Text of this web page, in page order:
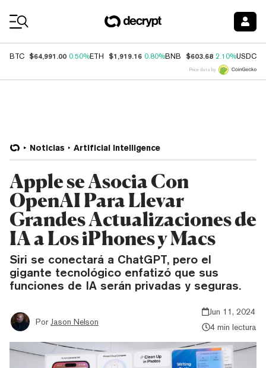
BTC $64,991.00 0.50%ETH $1,919.16 0.80%BNB $603.68 2.10%USDC
Price data by
Noticias Artificial Intelligence
Apple se Asocia Con
OpenAI Para Llevar
Grandes Actualizaciones de
IA a Los iPhones y Macs
Siri se conectará a ChatGPT, pero el
gigante tecnológico enfatizó que sus
funciones de IA serán privadas y seguras.
Por Jason Nelson
Jun 11, 2024
4 min lectura